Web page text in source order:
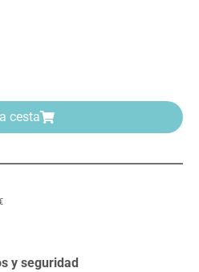
no está disponible en este
introduce la
cesta
y seguridad